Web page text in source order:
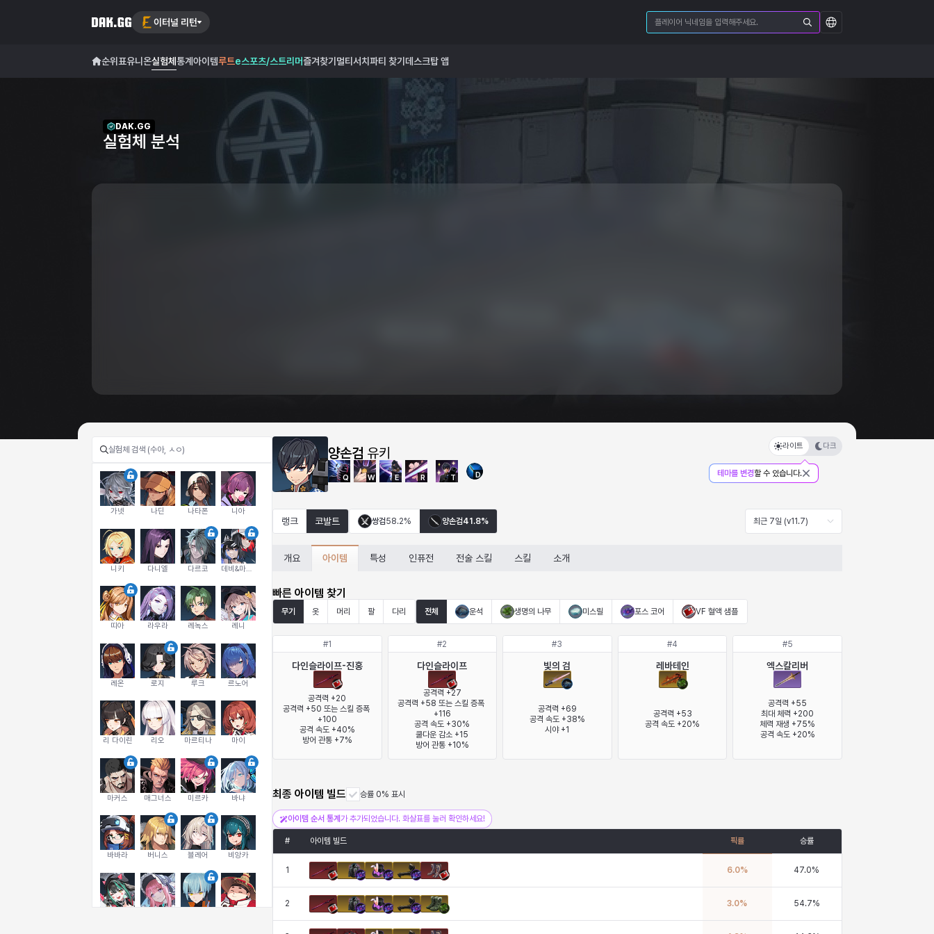
이터널 리턴
순위표유니온실험체 통계 아이템루트e스포츠/스트리머즐겨찾기 멀티서치 파티 찾기 데스크탑 앱
DAK.GG
실험체 분석
가넷 나딘 나타폰 니아
니키 다니엘 다르코
띠아 라우라 레녹스 레니
레온 로지 루크 르노어
리 다이린 리오 마르티나 마이
마커스 매그너스 미르카 바냐
바바라 버니스 블레어 비앙카
양손검 유키
Q W E R T D
라이트 다크
테마를 변경할 수 있습니다.
랭크 코발트 쌍검58.2% 양손검41.8% 최근 7일 (v11.7)
개요 아이템 특성 인퓨전 전술 스킬 스킬 소개
빠른 아이템 찾기
무기 옷 머리 팔 다리 전체 운석 생명의 나무 미스릴 포스 코어 VF 혈액 샘플
#1
다인슬라이프-진홍
공격력 +20
공격력 +50 또는 스킬 증폭
+100
공격 속도 +40%
방어 관통 +7%
#2
다인슬라이프
공격력 +27
공격력 +58 또는 스킬 증폭
+116
공격 속도 +30%
쿨다운 감소 +15
방어 관통 +10%
#3
빛의 검
공격력 +69
공격 속도 +38%
시야 +1
#4
레바테인
공격력 +53
공격 속도 +20%
#5
엑스칼리버
공격력 +55
최대 체력 +200
체력 재생 +75%
공격 속도 +20%
최종 아이템 빌드 승률 0% 표시
아이템 순서 통계 가 추가되었습니다. 화살표를 눌러 확인하세요!
# 아이템 빌드 픽률 승률
1 6.0% 47.0%
2 3.0% 54.7%